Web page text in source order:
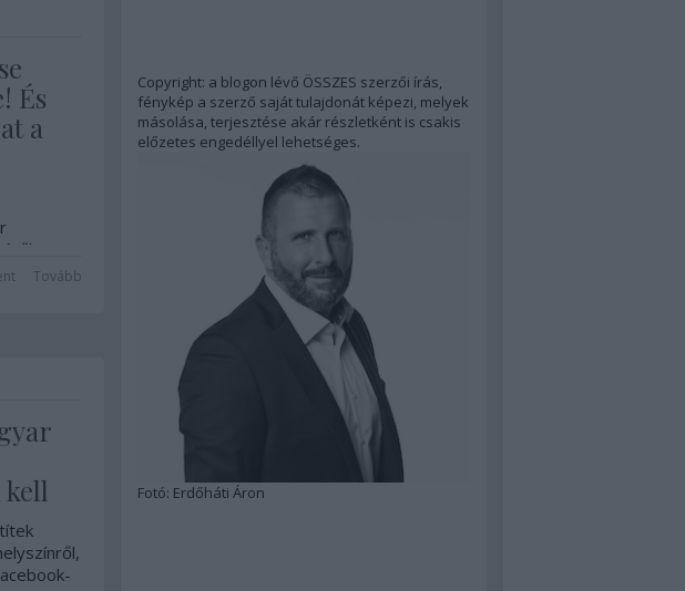
És
a
na
mik
Tovább
Copyright: a blogon lévő ÖSSZES szerzői írás,
fénykép a szerző saját tulajdonát képezi, melyek
másolása, terjesztése akár részletként is csakis
előzetes engedéllyel lehetséges.
Fotó: Erdőháti Áron